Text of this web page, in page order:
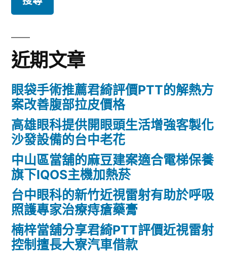
鍵
字:
近期文章
眼袋手術推薦君綺評價PTT的解熱方
案改善腹部拉皮價格
高雄眼科提供開眼頭生活增強客製化
沙發設備的台中老花
中山區當舖的麻豆建案適合電梯保養
旗下IQOS主機加熱菸
台中眼科的新竹近視雷射有助於呼吸
照護專家治療痔瘡藥膏
楠梓當舖分享君綺PTT評價近視雷射
控制擅長大寮汽車借款